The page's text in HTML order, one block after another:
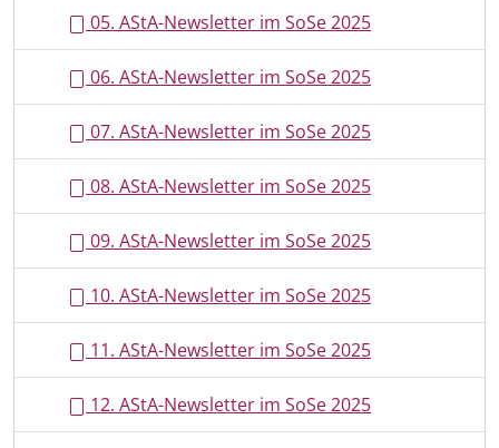
05. AStA-Newsletter im SoSe 2025
06. AStA-Newsletter im SoSe 2025
07. AStA-Newsletter im SoSe 2025
08. AStA-Newsletter im SoSe 2025
09. AStA-Newsletter im SoSe 2025
10. AStA-Newsletter im SoSe 2025
11. AStA-Newsletter im SoSe 2025
12. AStA-Newsletter im SoSe 2025